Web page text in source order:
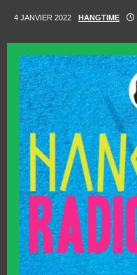
4 JANVIER 2022 HANGTIME